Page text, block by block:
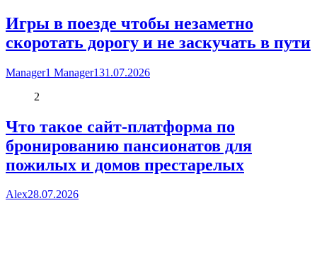
Игры в поезде чтобы незаметно
скоротать дорогу и не заскучать в пути
Manager1 Manager131.07.2026
2
Что такое сайт-платформа по
бронированию пансионатов для
пожилых и домов престарелых
Alex28.07.2026